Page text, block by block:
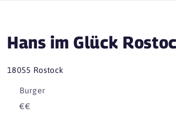
Hans im Glück
18055 Rostock
Burger
€€